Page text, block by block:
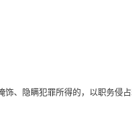
、隐瞒犯罪所得的，以职务侵